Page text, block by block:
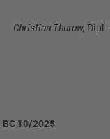
Christian Thurow,
BC 10/2025